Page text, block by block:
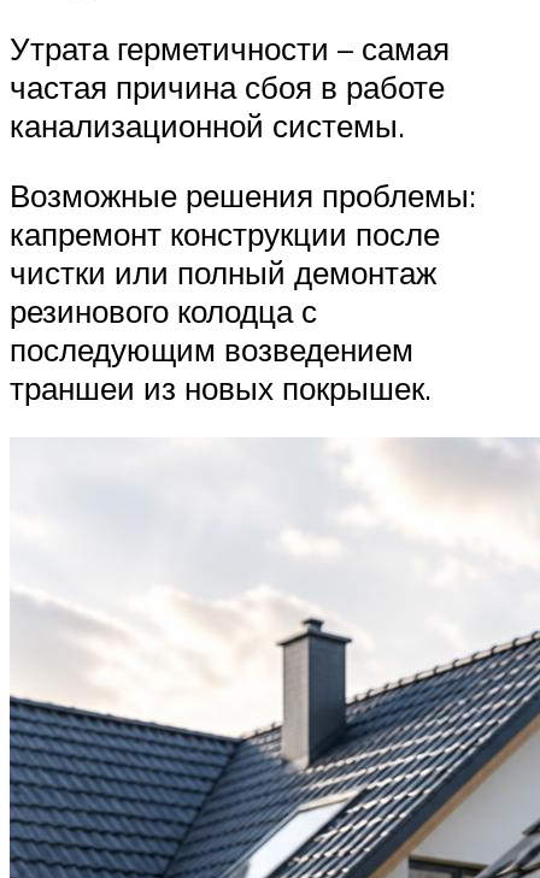
Утрата герметичности – самая
частая причина сбоя в работе
канализационной системы.
Возможные решения проблемы:
капремонт конструкции после
чистки или полный демонтаж
резинового колодца с
последующим возведением
траншеи из новых покрышек.